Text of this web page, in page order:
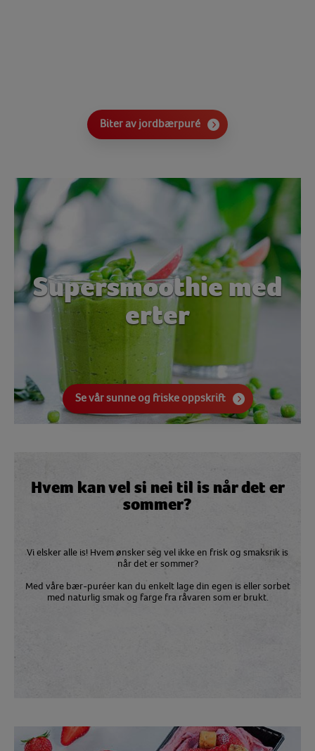
Biter av jordbærpuré
Supersmoothie med
erter
Se vår sunne og friske oppskrift
Hvem kan vel si nei til is når det er
sommer?
Vi elsker alle is! Hvem ønsker seg vel ikke en frisk og smaksrik is
når det er sommer?
Med våre bær-puréer kan du enkelt lage din egen is eller sorbet
med naturlig smak og farge fra råvaren som er brukt.